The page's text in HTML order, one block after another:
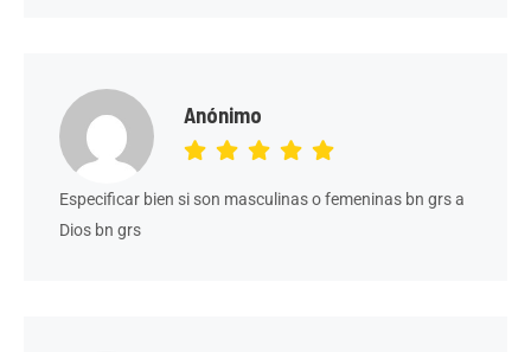
Anónimo
Especificar bien si son masculinas o femeninas bn grs a
Dios bn grs